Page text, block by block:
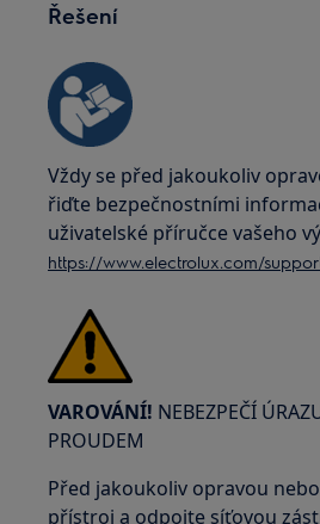
Řešení
Vždy se před jakoukoliv
řiďte bezpečnostními
uživatelské příručce vašeho
https://www.electrolux.com/
VAROVÁNÍ! NEBEZPEČÍ
PROUDEM
Před jakoukoliv opravou
přístroj a odpojte síťovou